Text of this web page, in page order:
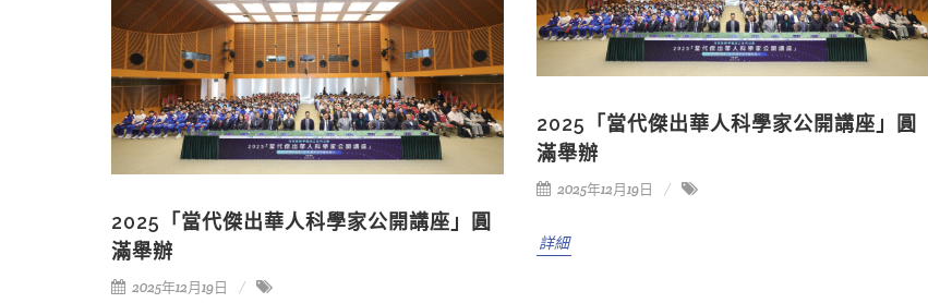
2025「當代傑出華人科學家公開講座」圓
滿舉辦
2025年12月19日
詳細
2025「當代傑出華人科學家公開講座」圓
滿舉辦
2025年12月19日